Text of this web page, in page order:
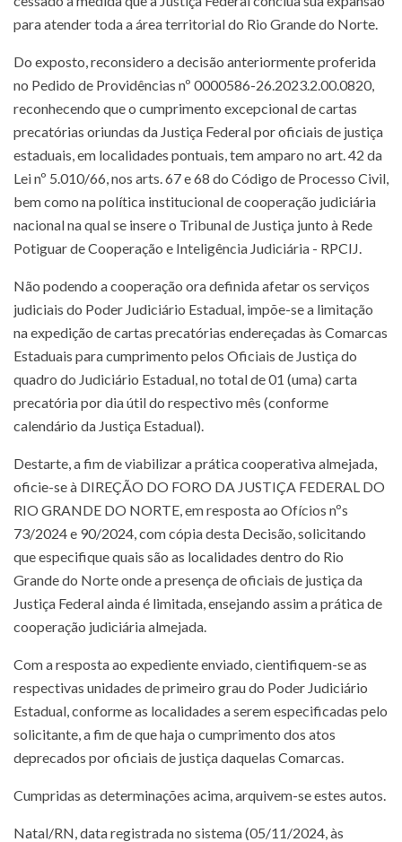
para atender toda a área territorial do Rio Grande do Norte.
Do exposto, reconsidero a decisão anteriormente proferida
no Pedido de Providências nº 0000586-26.2023.2.00.0820,
reconhecendo que o cumprimento excepcional de cartas
precatórias oriundas da Justiça Federal por oficiais de justiça
estaduais, em localidades pontuais, tem amparo no art. 42 da
Lei nº 5.010/66, nos arts. 67 e 68 do Código de Processo Civil,
bem como na política institucional de cooperação judiciária
nacional na qual se insere o Tribunal de Justiça junto à Rede
Potiguar de Cooperação e Inteligência Judiciária - RPCIJ.
Não podendo a cooperação ora definida afetar os serviços
judiciais do Poder Judiciário Estadual, impõe-se a limitação
na expedição de cartas precatórias endereçadas às Comarcas
Estaduais para cumprimento pelos Oficiais de Justiça do
quadro do Judiciário Estadual, no total de 01 (uma) carta
precatória por dia útil do respectivo mês (conforme
calendário da Justiça Estadual).
Destarte, a fim de viabilizar a prática cooperativa almejada,
oficie-se à DIREÇÃO DO FORO DA JUSTIÇA FEDERAL DO
RIO GRANDE DO NORTE, em resposta ao Ofícios nºs
73/2024 e 90/2024, com cópia desta Decisão, solicitando
que especifique quais são as localidades dentro do Rio
Grande do Norte onde a presença de oficiais de justiça da
Justiça Federal ainda é limitada, ensejando assim a prática de
cooperação judiciária almejada.
Com a resposta ao expediente enviado, cientifiquem-se as
respectivas unidades de primeiro grau do Poder Judiciário
Estadual, conforme as localidades a serem especificadas pelo
solicitante, a fim de que haja o cumprimento dos atos
deprecados por oficiais de justiça daquelas Comarcas.
Cumpridas as determinações acima, arquivem-se estes autos.
Natal/RN, data registrada no sistema (05/11/2024, às